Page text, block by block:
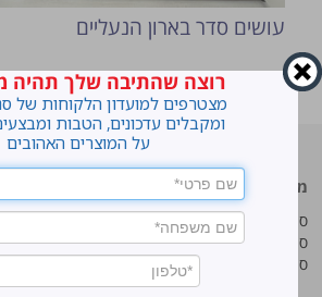
עושים סדר בארון הנעליים
»איך מאווררים ומנקים את המזרון?
מוצרים מובילים
סנו ז'אוול סופר ג'ל
סנו ז'אוול קצף ניקוי
סנו ז'אוול אבקת ניקוי
לנקות
עושים סדר
טיפים
רוצה שהתיבה שלך תהיה
מצטרפים למועדון הלקוחות של
ומקבלים עדכונים, הטבות
על המוצרים האהובים